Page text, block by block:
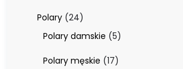
Polary 2424
produkty
Polary damskie 55
Polary męskie 1717